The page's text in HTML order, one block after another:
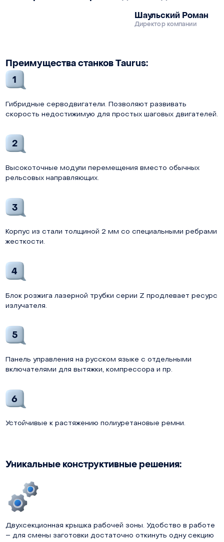
Шаульский Роман
Директор компании
Преимущества станков Taurus:
1
Гибридные серводвигатели. Позволяют развивать
скорость недостижимую для простых шаговых двигателей.
2
Высокоточные модули перемещения вместо обычных
рельсовых направляющих.
3
Корпус из стали толщиной 2 мм со специальными ребрами
жесткости.
4
Блок розжига лазерной трубки серии Z продлевает ресурс
излучателя.
5
Панель управления на русском языке с отдельными
включателями для вытяжки, компрессора и пр.
6
Устойчивые к растяжению полиуретановые ремни.
Уникальные конструктивные решения:
Двухсекционная крышка рабочей зоны. Удобство в работе
– для смены заготовки достаточно откинуть одну секцию